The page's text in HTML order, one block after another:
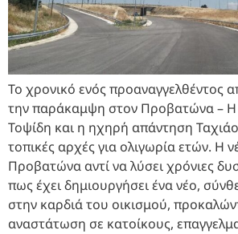
Το χρονικό ενός προαναγγελθέντος
την παράκαμψη στον Προβατώνα –
Τοψίδη και η ηχηρή απάντηση
τοπικές αρχές για ολιγωρία ετών. Η
Προβατώνα αντί να λύσει χρόνιες
πως έχει δημιουργήσει ένα νέο,
στην καρδιά του οικισμού,
αναστάτωση σε κατοίκους,